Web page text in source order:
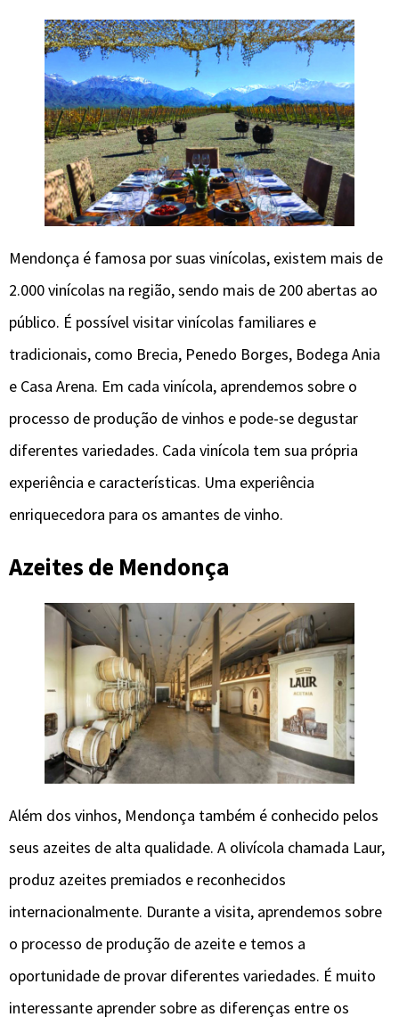
Mendonça é famosa por suas vinícolas, existem mais de
2.000 vinícolas na região, sendo mais de 200 abertas ao
público. É possível visitar vinícolas familiares e
tradicionais, como Brecia, Penedo Borges, Bodega Ania
e Casa Arena. Em cada vinícola, aprendemos sobre o
processo de produção de vinhos e pode-se degustar
diferentes variedades. Cada vinícola tem sua própria
experiência e características. Uma experiência
enriquecedora para os amantes de vinho.
Azeites de Mendonça
Além dos vinhos, Mendonça também é conhecido pelos
seus azeites de alta qualidade. A olivícola chamada Laur,
produz azeites premiados e reconhecidos
internacionalmente. Durante a visita, aprendemos sobre
o processo de produção de azeite e temos a
oportunidade de provar diferentes variedades. É muito
interessante aprender sobre as diferenças entre os